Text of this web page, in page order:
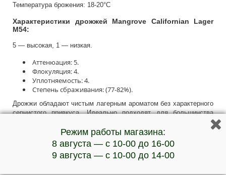
Температура брожения: 18-20°C
Характеристики дрожжей Mangrove Californian Lager
M54:
5 — высокая, 1 — низкая.
Аттенюация: 5.
Флокуляция: 4.
Уплотняемость: 4.
Степень сбраживания: (77-82%).
Дрожжи обладают чистым лагерным ароматом без характерного
сернистого привкуса. Идеально подходят для большинства
Дрожжи создают чистые и искристые лагеры. Они идеально
подходят для широкой линейки продуктов от хмелевого
пилснера до хеллеса, позволяя раскрыться и солодовому и
Режим работы магазина:
8 августа — с 10-00 до 16-00
9 августа — с 10-00 до 14-00